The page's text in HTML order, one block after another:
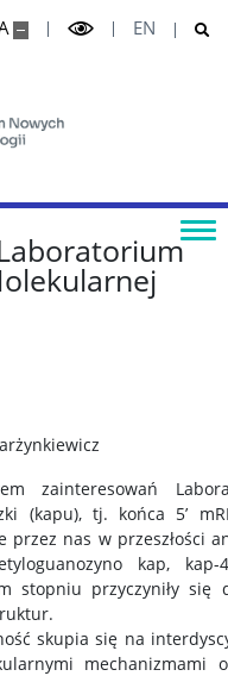
EN
zainteresowań
(kapu), tj. końca 5’
przez nas w przeszłości
kap,
stopniu przyczyniły się
skupia się na
mechanizmami